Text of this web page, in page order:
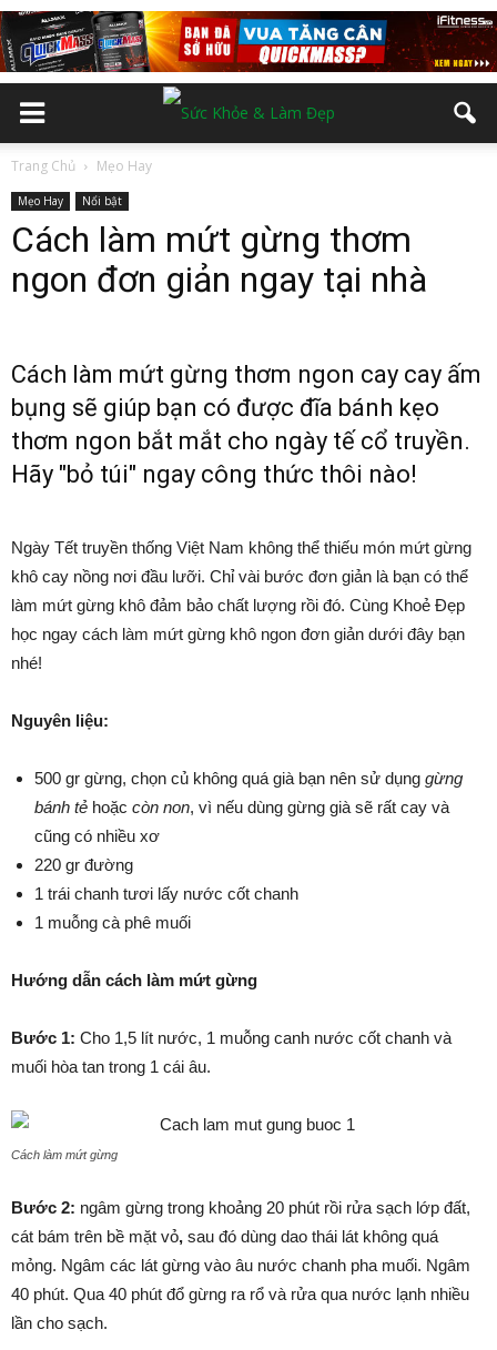
Trang Chủ Mẹo Hay
Mẹo Hay Nổi bật
Cách làm mứt gừng thơm
ngon đơn giản ngay tại nhà
Cách làm mứt gừng thơm ngon cay cay ấm
bụng sẽ giúp bạn có được đĩa bánh kẹo
thơm ngon bắt mắt cho ngày tế cổ truyền.
Hãy "bỏ túi" ngay công thức thôi nào!
Ngày Tết truyền thống Việt Nam không thể thiếu món mứt gừng
khô cay nồng nơi đầu lưỡi. Chỉ vài bước đơn giản là bạn có thể
làm mứt gừng khô đảm bảo chất lượng rồi đó. Cùng Khoẻ Đẹp
học ngay cách làm mứt gừng khô ngon đơn giản dưới đây bạn
nhé!
Nguyên liệu:
500 gr gừng, chọn củ không quá già bạn nên sử dụng gừng
bánh tẻ hoặc còn non, vì nếu dùng gừng già sẽ rất cay và
cũng có nhiều xơ
220 gr đường
1 trái chanh tươi lấy nước cốt chanh
1 muỗng cà phê muối
Hướng dẫn cách làm mứt gừng
Bước 1: Cho 1,5 lít nước, 1 muỗng canh nước cốt chanh và
muối hòa tan trong 1 cái âu.
Cách làm mứt gừng
Bước 2: ngâm gừng trong khoảng 20 phút rồi rửa sạch lớp đất,
cát bám trên bề mặt vỏ, sau đó dùng dao thái lát không quá
mỏng. Ngâm các lát gừng vào âu nước chanh pha muối. Ngâm
40 phút. Qua 40 phút đổ gừng ra rổ và rửa qua nước lạnh nhiều
lần cho sạch.